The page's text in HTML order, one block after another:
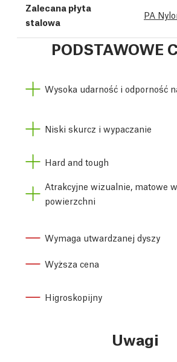
Zalecana płyta
stalowa
PA
PODSTAWOWE
Wysoka udarność i odporność
Niski skurcz i wypaczanie
Hard and tough
Atrakcyjne wizualnie, matowe
powierzchni
Wymaga utwardzanej dyszy
Wyższa cena
Higroskopijny
Uwagi